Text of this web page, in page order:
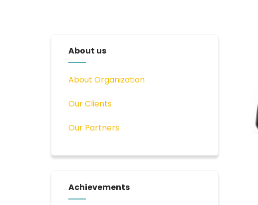
About us
About Organization
Our Clients
Our Partners
Achievements